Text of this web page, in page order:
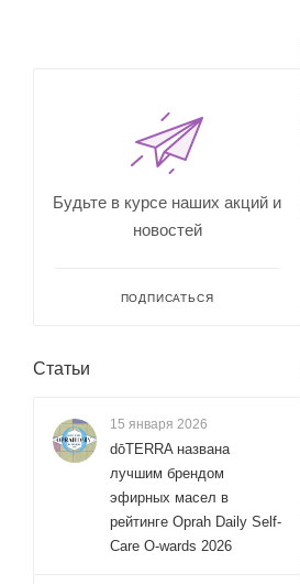
Будьте в курсе наших акций и
новостей
ПОДПИСАТЬСЯ
Статьи
15 января 2026
dōTERRA названа
лучшим брендом
эфирных масел в
рейтинге Oprah Daily Self-
Care O-wards 2026